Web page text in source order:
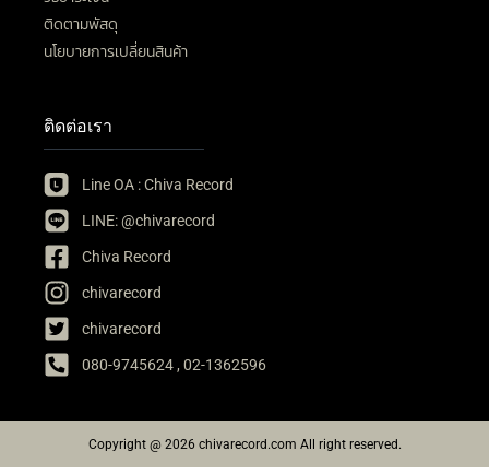
ติดตามพัสดุ
นโยบายการเปลี่ยนสินค้า
ติดต่อเรา
Line OA : Chiva Record
LINE: @chivarecord
Chiva Record
chivarecord
chivarecord
080-9745624 , 02-1362596
Copyright @ 2026 chivarecord.com All right reserved.